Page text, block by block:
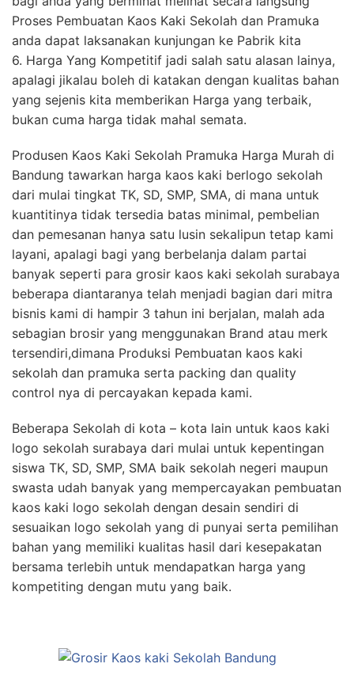
Proses Pembuatan Kaos Kaki Sekolah dan Pramuka
anda dapat laksanakan kunjungan ke Pabrik kita
6. Harga Yang Kompetitif jadi salah satu alasan lainya,
apalagi jikalau boleh di katakan dengan kualitas bahan
yang sejenis kita memberikan Harga yang terbaik,
bukan cuma harga tidak mahal semata.
Produsen Kaos Kaki Sekolah Pramuka Harga Murah di
Bandung tawarkan harga kaos kaki berlogo sekolah
dari mulai tingkat TK, SD, SMP, SMA, di mana untuk
kuantitinya tidak tersedia batas minimal, pembelian
dan pemesanan hanya satu lusin sekalipun tetap kami
layani, apalagi bagi yang berbelanja dalam partai
banyak seperti para grosir kaos kaki sekolah surabaya
beberapa diantaranya telah menjadi bagian dari mitra
bisnis kami di hampir 3 tahun ini berjalan, malah ada
sebagian brosir yang menggunakan Brand atau merk
tersendiri,dimana Produksi Pembuatan kaos kaki
sekolah dan pramuka serta packing dan quality
control nya di percayakan kepada kami.
Beberapa Sekolah di kota – kota lain untuk kaos kaki
logo sekolah surabaya dari mulai untuk kepentingan
siswa TK, SD, SMP, SMA baik sekolah negeri maupun
swasta udah banyak yang mempercayakan pembuatan
kaos kaki logo sekolah dengan desain sendiri di
sesuaikan logo sekolah yang di punyai serta pemilihan
bahan yang memiliki kualitas hasil dari kesepakatan
bersama terlebih untuk mendapatkan harga yang
kompetiting dengan mutu yang baik.